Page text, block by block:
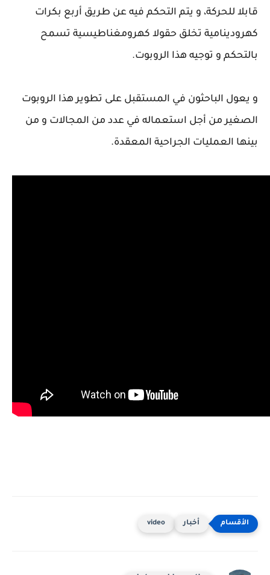
قابلا للحركة، و يتم التحكم فيه عن طريق أربع بكرات
كهرودينامية تخلق حقولا كهرومغناطيسية تسمح
بالتحكم و توجيه هذا الروبوت.
و يعول الباحثون في المستقبل على تطوير هذا الروبوت
الصغير من أجل استعماله في عدد من المجالات و من
بينها العمليات الجراحية المعقدة.
أخبار video